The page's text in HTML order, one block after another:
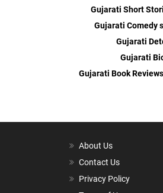
Gujarati Short
Gujarati Comedy
Gujarati
Gujarati
Gujarati Book Reviews
About Us
Contact Us
Privacy Policy